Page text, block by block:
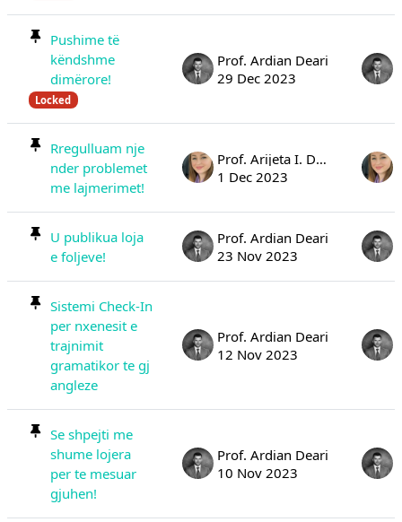
Pushime të
këndshme
dimërore!
Locked
Prof. Ardian Deari
29 Dec 2023
Rregulluam nje
nder problemet
me lajmerimet!
Prof. Arijeta I. Deari
1 Dec 2023
U publikua loja
e foljeve!
Prof. Ardian Deari
23 Nov 2023
Sistemi Check-In
per nxenesit e
trajnimit
gramatikor te gj
angleze
Prof. Ardian Deari
12 Nov 2023
Se shpejti me
shume lojera
per te mesuar
gjuhen!
Prof. Ardian Deari
10 Nov 2023